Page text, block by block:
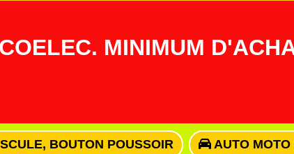
MINIMUM
BOUTON POUSSOIR AUTO MOTO